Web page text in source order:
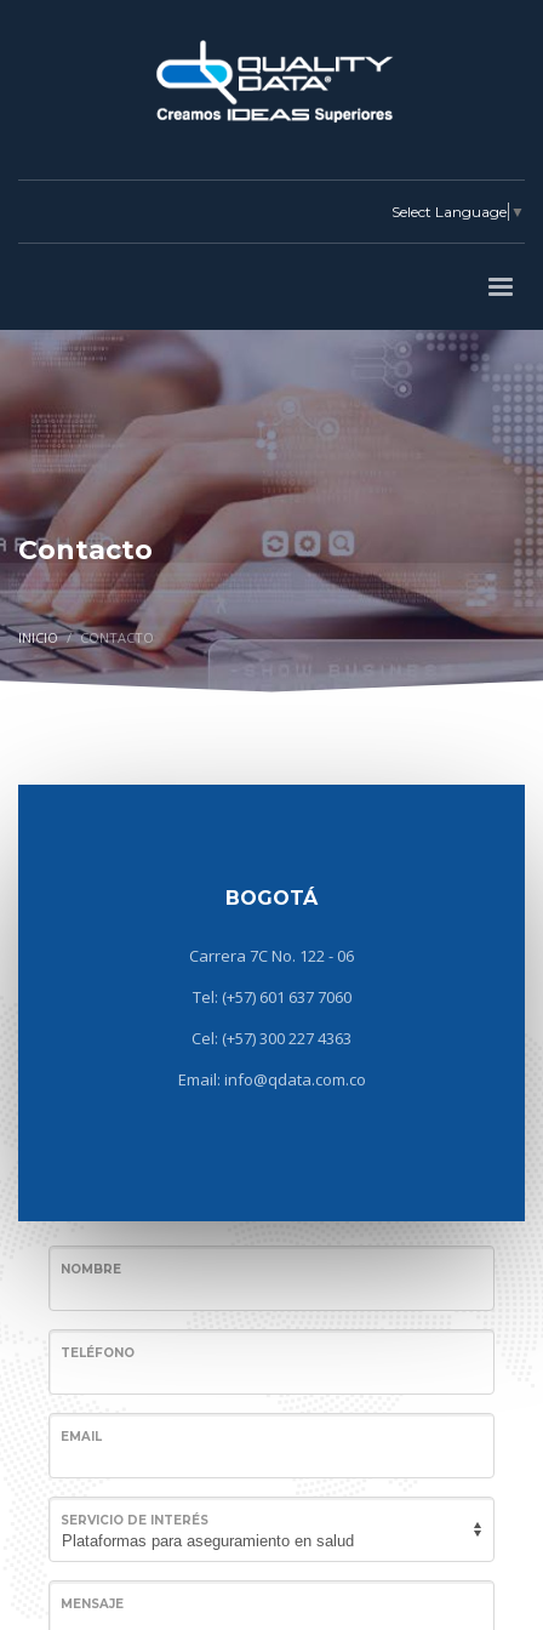
Select Language ▼
INICIO CONTACTO
Contacto
BOGOTÁ
Carrera 7C No. 122 - 06
Tel: (+57) 601 637 7060
Cel: (+57) 300 227 4363
Email: info@qdata.com.co
NOMBRE
TELÉFONO
EMAIL
SERVICIO DE INTERÉS
MENSAJE